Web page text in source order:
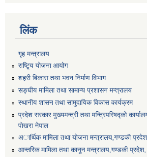
लिंक
गृह मन्त्रालय
राष्टि्ृय योजना आयोग
शहरी बिकास तथा भवन निर्माण विभाग
सङ्घीय मामिला तथा सामान्य प्रशासन मन्त्रालय
स्थानीय शासन तथा सामुदायिक विकास कार्यक्रम
प्रदेश सरकार मुख्यमन्त्री तथा मन्त्रिपरिषद्को
पाेखरा नेपाल
अार्थिक मामिला तथा योजना मन्त्रालय,गण्डकी
आन्तरिक मामिला तथा कानून मन्त्रालय,गण्डकी प्रदेश,